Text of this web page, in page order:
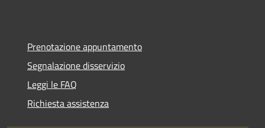
Prenotazione appuntamento
Segnalazione disservizio
Leggi le FAQ
Richiesta assistenza